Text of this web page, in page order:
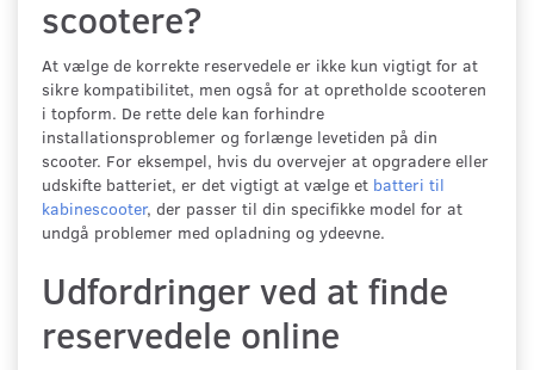
scootere?
At vælge de korrekte reservedele er ikke kun vigtigt for at
sikre kompatibilitet, men også for at opretholde scooteren
i topform. De rette dele kan forhindre
installationsproblemer og forlænge levetiden på din
scooter. For eksempel, hvis du overvejer at opgradere eller
udskifte batteriet, er det vigtigt at vælge et batteri til
kabinescooter, der passer til din specifikke model for at
undgå problemer med opladning og ydeevne.
Udfordringer ved at finde
reservedele online